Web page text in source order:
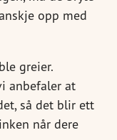
opp med
greier.
anbefaler at
så det blir ett
når dere